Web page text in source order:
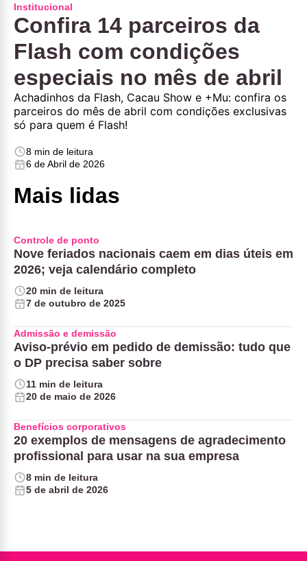
Institucional
Confira 14 parceiros da
Flash com condições
especiais no mês de abril
Achadinhos da Flash, Cacau Show e +Mu: confira os
parceiros do mês de abril com condições exclusivas
só para quem é Flash!
8 min de leitura
6 de Abril de 2026
Mais lidas
Controle de ponto
Nove feriados nacionais caem em dias úteis em
2026; veja calendário completo
20 min de leitura
7 de outubro de 2025
Admissão e demissão
Aviso-prévio em pedido de demissão: tudo que
o DP precisa saber sobre
11 min de leitura
20 de maio de 2026
Benefícios corporativos
20 exemplos de mensagens de agradecimento
profissional para usar na sua empresa
8 min de leitura
5 de abril de 2026